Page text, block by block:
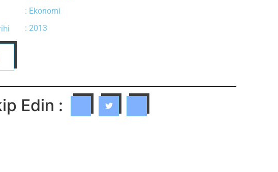
: Ekonomi
: 2013
Edin :